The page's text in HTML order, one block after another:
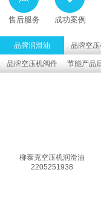
成功案例
售后服务
品牌润滑油 品牌空
品牌空压机阀件 节能产品
柳泰克空压机润滑油
2205251938